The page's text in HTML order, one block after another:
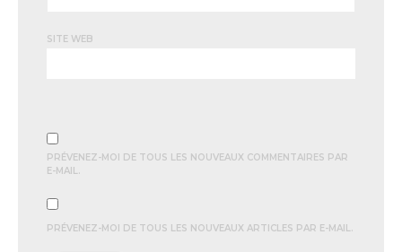
SITE WEB
PRÉVENEZ-MOI DE TOUS LES NOUVEAUX COMMENTAIRES PAR
E-MAIL.
PRÉVENEZ-MOI DE TOUS LES NOUVEAUX ARTICLES PAR E-MAIL.